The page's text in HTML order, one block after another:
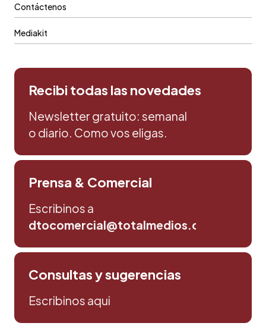
Contáctenos
Mediakit
Recibi todas las novedades
Newsletter gratuito: semanal
o diario. Como vos eligas.
Prensa & Comercial
Escribinos a
dtocomercial@totalmedios.com
Consultas y sugerencias
Escribinos aqui